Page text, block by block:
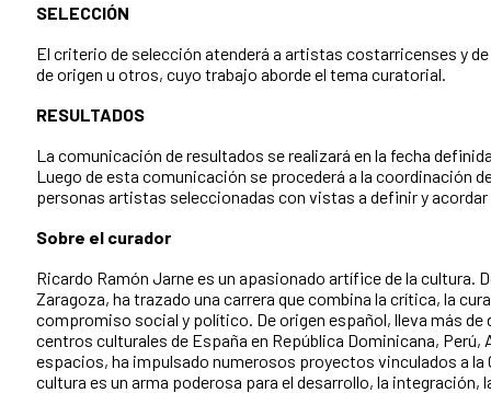
SELECCIÓN
El criterio de selección atenderá a artistas costarricenses y
de origen u otros, cuyo trabajo aborde el tema curatorial.
RESULTADOS
La comunicación de resultados se realizará en la fecha
Luego de esta comunicación se procederá a la coordinación
personas artistas seleccionadas con vistas a definir y
Sobre el curador
Ricardo Ramón Jarne es un apasionado artífice de la cultura.
Zaragoza, ha trazado una carrera que combina la crítica, la
compromiso social y político. De origen español, lleva más de
centros culturales de España en República Dominicana, Perú,
espacios, ha impulsado numerosos proyectos vinculados a
cultura es un arma poderosa para el desarrollo, la integración,